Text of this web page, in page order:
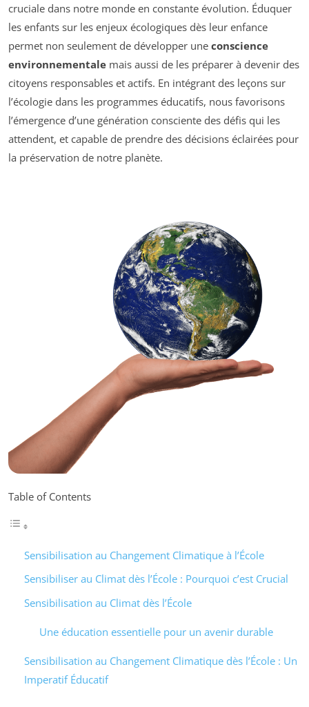
cruciale dans notre monde en constante évolution. Éduquer
les enfants sur les enjeux écologiques dès leur enfance
permet non seulement de développer une conscience
environnementale mais aussi de les préparer à devenir des
citoyens responsables et actifs. En intégrant des leçons sur
l’écologie dans les programmes éducatifs, nous favorisons
l’émergence d’une génération consciente des défis qui les
attendent, et capable de prendre des décisions éclairées pour
la préservation de notre planète.
Table of Contents
Sensibilisation au Changement Climatique à l’École
Sensibiliser au Climat dès l’École : Pourquoi c’est Crucial
Sensibilisation au Climat dès l’École
Une éducation essentielle pour un avenir durable
Sensibilisation au Changement Climatique dès l’École : Un
Imperatif Éducatif